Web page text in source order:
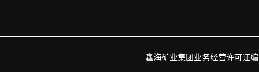
鑫海矿业集团业务经营许可证编